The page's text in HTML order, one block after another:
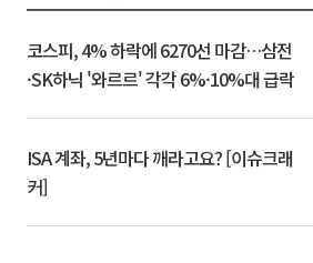
코스피, 4% 하락에 6270선 마감…삼전
·SK하닉 '와르르' 각각 6%·10%대 급락
ISA 계좌, 5년마다 깨라고요? [이슈크래
커]